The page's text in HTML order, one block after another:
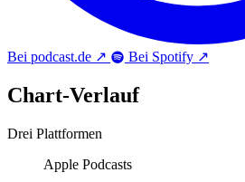
Bei podcast.de ↗ Bei Spotify ↗
Chart-Verlauf
Drei Plattformen
Apple Podcasts